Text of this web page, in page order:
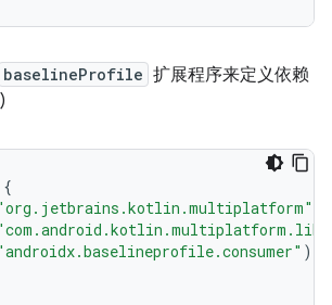
baselineProfile 扩展程序来定义依赖
)
{
)